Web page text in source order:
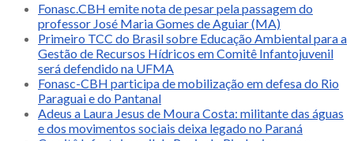
Fonasc.CBH emite nota de pesar pela passagem do
professor José Maria Gomes de Aguiar (MA)
Primeiro TCC do Brasil sobre Educação Ambiental para a
Gestão de Recursos Hídricos em Comitê Infantojuvenil
será defendido na UFMA
Fonasc-CBH participa de mobilização em defesa do Rio
Paraguai e do Pantanal
Adeus a Laura Jesus de Moura Costa: militante das águas
e dos movimentos sociais deixa legado no Paraná